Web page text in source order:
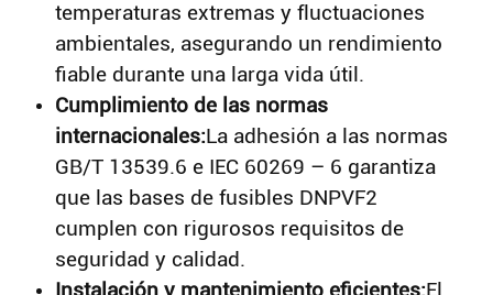
temperaturas extremas y fluctuaciones
ambientales, asegurando un rendimiento
fiable durante una larga vida útil.
Cumplimiento de las normas
internacionales:La adhesión a las normas
GB/T 13539.6 e IEC 60269 – 6 garantiza
que las bases de fusibles DNPVF2
cumplen con rigurosos requisitos de
seguridad y calidad.